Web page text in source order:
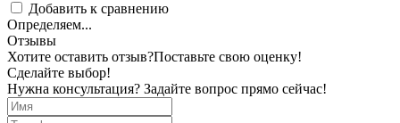
Добавить к сравнению
Определяем...
Отзывы
Хотите оставить отзыв?Поставьте свою оценку!
Сделайте выбор!
Нужна консультация? Задайте вопрос прямо сейчас!